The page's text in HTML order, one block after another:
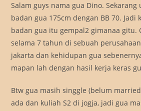
Salam guys nama gua Dino.
badan gua 175cm dengan BB 70. Jadi
badan gua itu gempal2 gimanaa gitu.
selama 7 tahun di sebuah
jakarta dan kehidupan gua
mapan lah dengan hasil kerja keras
Btw gua masih singgle (belum
ada dan kuliah S2 di jogja, jadi gua